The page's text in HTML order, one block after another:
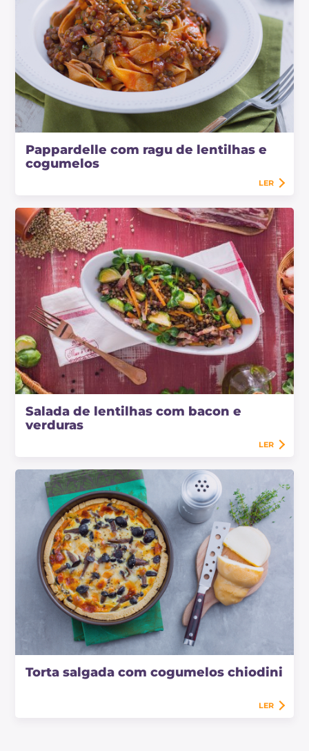
Pappardelle com ragu de lentilhas e
cogumelos
LER
Salada de lentilhas com bacon e
verduras
LER
Torta salgada com cogumelos chiodini
LER